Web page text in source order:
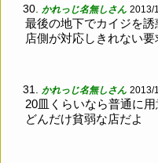
30. かれっじ名無しさん 2013/
最後の地下でカイジを誘
店側が対応しきれない要
31. かれっじ名無しさん 2013/
20皿くらいなら普通に用
どんだけ貧弱な店だよ